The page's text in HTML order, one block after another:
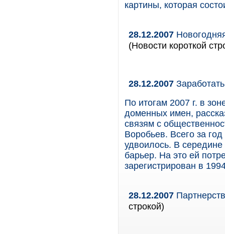
картины, которая
28.12.2007
(Новости короткой
28.12.2007
По итогам 2007 г. в
доменных имен,
связям с
Воробьев. Всего за
удвоилось. В
барьер. На это ей
зарегистрирован в
28.12.2007
строкой)